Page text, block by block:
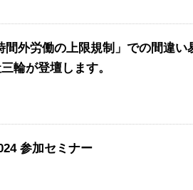
外労働の上限規制」での間違い
輪が登壇します。
参加セミナー